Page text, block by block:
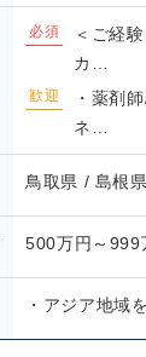
必須
＜ご経
カ…
歓迎
・薬剤
ネ…
鳥取県 / 島根
500万円～999
・アジア地域